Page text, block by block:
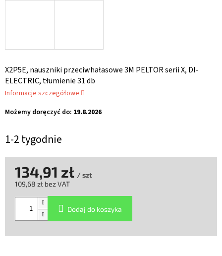
1-2 tygodnie
Możemy doręczyć do: 19.8.2026
X2P5E, nauszniki przeciwhałasowe 3M PELTOR serii X, DI-
ELECTRIC, tłumienie 31 db
Informacje szczegółowe
134,91 zł / szt
109,68 zł bez VAT
jednostkowa:
Dodaj do koszyka